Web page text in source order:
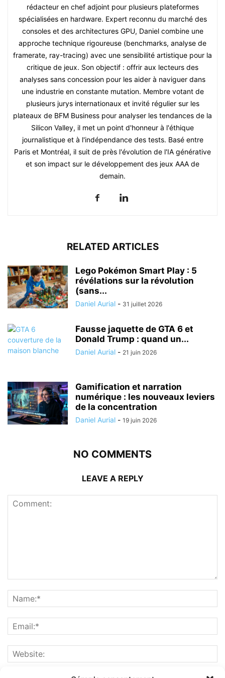
rédacteur en chef adjoint pour plusieurs plateformes
spécialisées en hardware. Expert reconnu du marché des
consoles et des architectures GPU, Daniel combine une
approche technique rigoureuse (benchmarks, analyse de
framerate, ray-tracing) avec une sensibilité artistique pour la
critique de jeux. Son objectif : offrir aux lecteurs des
analyses sans concession pour les aider à naviguer dans
une industrie en constante mutation. Membre votant de
plusieurs jurys internationaux et invité régulier sur les
plateaux de BFM Business pour analyser les tendances de la
Silicon Valley, il met un point d'honneur à l'éthique
journalistique et à l'indépendance des tests. Basé entre
Paris et Montréal, il suit de près l'évolution de l'IA générative
et son impact sur le développement des jeux AAA de
demain.
RELATED ARTICLES
Lego Pokémon Smart Play : 5
révélations sur la révolution
(sans...
Daniel Aurial - 31 juillet 2026
Fausse jaquette de GTA 6 et
Donald Trump : quand un...
Daniel Aurial - 21 juin 2026
Gamification et narration
numérique : les nouveaux leviers
de la concentration
Daniel Aurial - 19 juin 2026
NO COMMENTS
LEAVE A REPLY